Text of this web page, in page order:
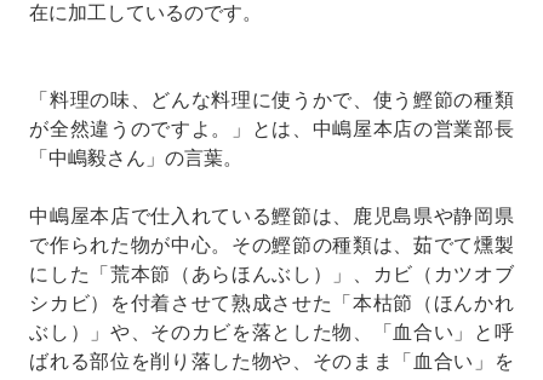
在に加工しているのです。
「料理の味、どんな料理に使うかで、使う鰹節の種類
が全然違うのですよ。」とは、中嶋屋本店の営業部長
「中嶋毅さん」の言葉。
中嶋屋本店で仕入れている鰹節は、鹿児島県や静岡県
で作られた物が中心。その鰹節の種類は、茹でて燻製
にした「荒本節（あらほんぶし）」、カビ（カツオブ
シカビ）を付着させて熟成させた「本枯節（ほんかれ
ぶし）」や、そのカビを落とした物、「血合い」と呼
ばれる部位を削り落した物や、そのまま「血合い」を